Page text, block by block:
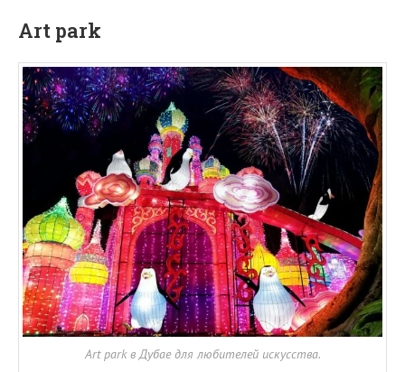
Art park
Art park в Дубае для любителей искусства.